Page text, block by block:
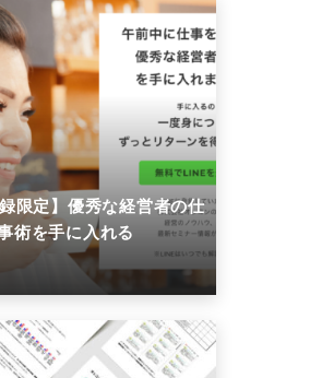
限定】優秀な経営者の仕
術を手に入れる